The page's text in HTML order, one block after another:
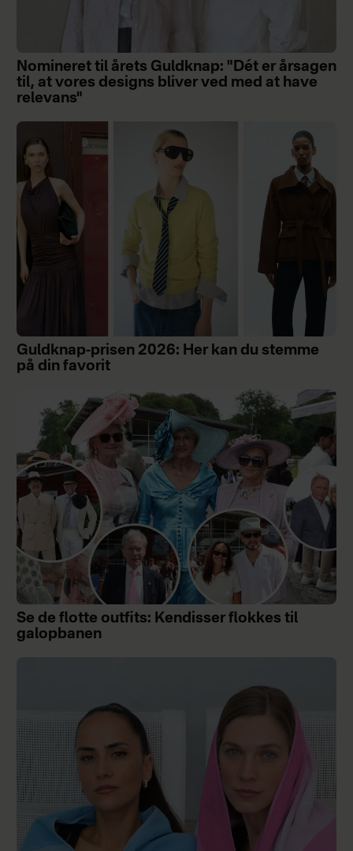
Nomineret til årets Guldknap: "Dét er årsagen
til, at vores designs bliver ved med at have
relevans"
Guldknap-prisen 2026: Her kan du stemme
på din favorit
Se de flotte outfits: Kendisser flokkes til
galopbanen